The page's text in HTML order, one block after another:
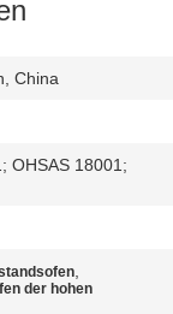
China
OHSAS 18001;
,
der hohen